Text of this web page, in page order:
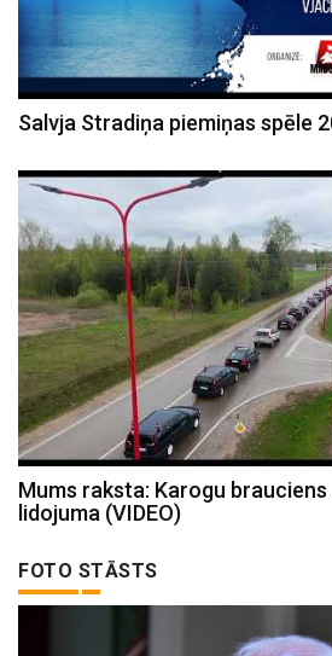
Salvja Stradiņa piemiņas spēle
Mums raksta: Karogu
lidojuma (VIDEO)
FOTO STĀSTS